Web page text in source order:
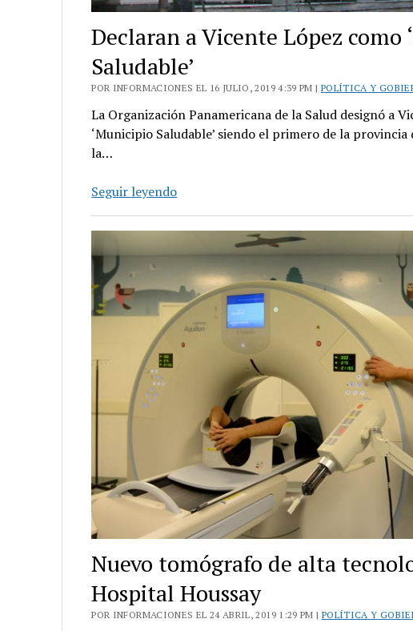
Declaran a Vicente López como
Saludable’
POR INFORMACIONES EL 16 JULIO, 2019 4:39 PM | POLÍTICA Y
La Organización Panamericana de la Salud designó a
‘Municipio Saludable’ siendo el primero de la
la…
Seguir leyendoDeclaran
Vicente
López
como
‘Municipio
Saludable’
Nuevo tomógrafo de alta
Hospital Houssay
POR INFORMACIONES EL 24 ABRIL, 2019 1:29 PM | POLÍTICA Y